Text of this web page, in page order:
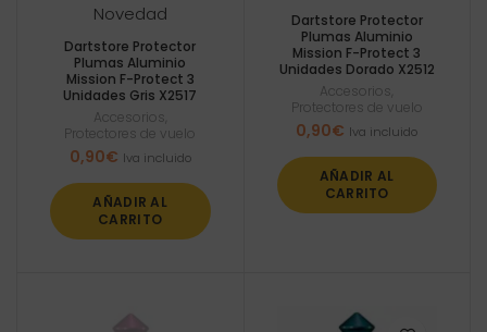
Novedad
Dartstore Protector
Plumas Aluminio
Mission F-Protect 3
Unidades Gris X2517
Accesorios
Protectores de vuelo
0,90€ Iva incluido
AÑADIR AL
CARRITO
Dartstore Protector
Plumas Aluminio
Mission F-Protect 3
Unidades Dorado X2512
Accesorios
Protectores de vuelo
0,90€ Iva incluido
AÑADIR AL
CARRITO